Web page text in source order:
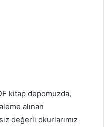
kitap depomuzda,
alınan
değerli okurlarımız